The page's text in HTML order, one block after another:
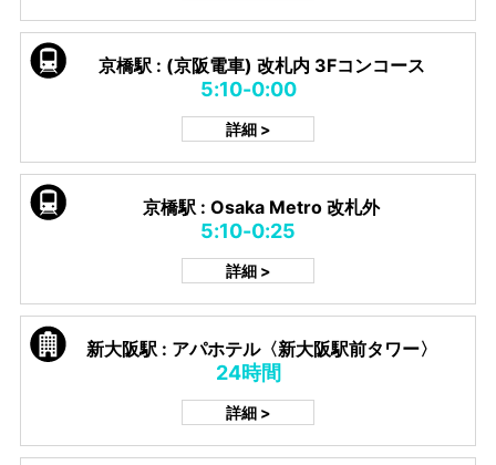
京橋駅 : (京阪電車) 改札内 3Fコンコース
5:10-0:00
詳細 >
京橋駅 : Osaka Metro 改札外
5:10-0:25
詳細 >
新大阪駅 : アパホテル〈新大阪駅前タワー〉
24時間
詳細 >